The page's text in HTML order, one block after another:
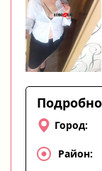
Город:
Район: